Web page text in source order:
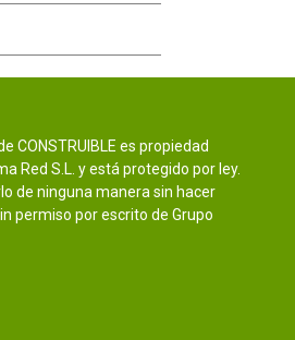
CONSTRUIBLE es propiedad
Red S.L. y está protegido por ley.
de ninguna manera sin hacer
permiso por escrito de Grupo